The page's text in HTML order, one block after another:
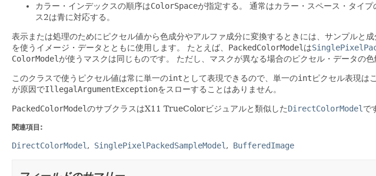
カラー・インデックスの順序はColorSpaceが指定する。
通常はカラー・スペース・タイ
ス2は青に対応する。
表示または処理のためにピクセル値から色成分やアルファ成分に変換するときには、サンプルと成
を使うイメージ・データとともに使用します。
たとえば、 PackedColorModel は
ColorModelが使うマスクは同じものです。 ただし、マスクが異なる場合のピクセル・データの色
このクラスで使うピクセル値は常に単一のintとして表現できるので、単一のintピクセル表現は
が原因でIllegalArgumentExceptionをスローすることはありません。
PackedColorModelのサブクラスはX11 TrueColorビジュアルと類似したDirectColorModel で
関連項目:
DirectColorModel SinglePixelPackedSampleModel BufferedImage